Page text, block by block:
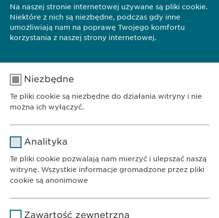
Na naszej stronie internetowej używane są pliki cookie.
Niektóre z nich są niezbędne, podczas gdy inne
umożliwiają nam na poprawę Twojego komfortu
korzystania z naszej strony internetowej.
Niezbędne
Te pliki cookie są niezbędne do działania witryny i nie
można ich wyłączyć.
Czas
trwania
1 rok
Powód
Analityka
Te pliki cookie pozwalają nam mierzyć i ulepszać naszą
witrynę. Wszystkie informacje gromadzone przez pliki
cookie są anonimowe
Zawartość zewnętrzna